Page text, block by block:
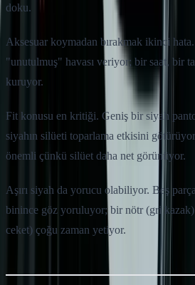
doku.
Aksesuar koymadan bırakmak ikinci
"unutulmuş" havası veriyor; bir saat, bir
kuruyor.
Fit konusu en kritiği. Geniş bir siyah
siyahın silüeti toparlama etkisini
önemli çünkü silüet daha net görünüyor.
Aşırı siyah da yorucu olabiliyor. Beş
binince göz yoruluyor; bir nötr (gri
ceket) çoğu zaman yetiyor.